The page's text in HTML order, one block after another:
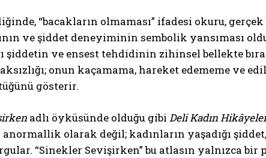
“bacakların olmaması” ifadesi okuru,
ve şiddet deneyiminin sembolik yansıması
şiddetin ve ensest tehdidinin zihinsel bellekte
onun kaçamama, hareket edememe ve
gösterir.
adlı öyküsünde olduğu gibi Deli Kadın
olarak değil; kadınların yaşadığı
“Sinekler Sevişirken” bu atlasın yalnızca bir